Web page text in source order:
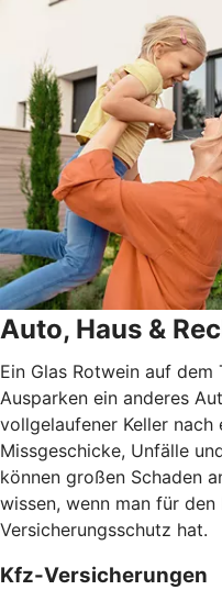
Auto, Haus &
Ein Glas Rotwein auf
Ausparken ein anderes
vollgelaufener Keller nach
Missgeschicke, Unfälle
können großen Schaden
wissen, wenn man für
Versicherungsschutz hat.
Kfz-Versicherungen